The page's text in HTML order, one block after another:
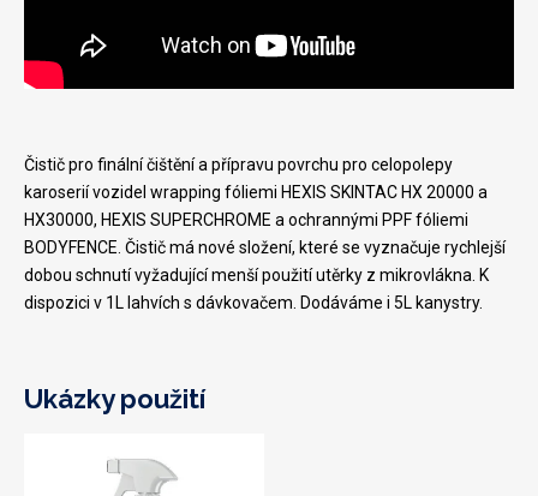
Čistič pro finální čištění a přípravu povrchu pro celopolepy
karoserií vozidel wrapping fóliemi HEXIS SKINTAC HX 20000 a
HX30000, HEXIS SUPERCHROME a ochrannými PPF fóliemi
BODYFENCE. Čistič má nové složení, které se vyznačuje rychlejší
dobou schnutí vyžadující menší použití utěrky z mikrovlákna. K
dispozici v 1L lahvích s dávkovačem. Dodáváme i 5L kanystry.
Ukázky použití